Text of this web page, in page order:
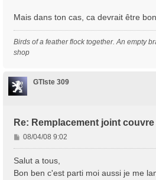
e
Mais dans ton cas, ca devrait être bon
Birds of a feather flock together. An empty
shop
GTIste 309
Re: Remplacement joint
M
e
s
08/04/08 9:02
Salut a tous,
Bon ben c'est parti moi aussi je me